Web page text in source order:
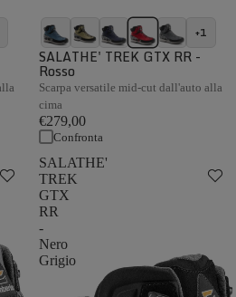
+1
SALATHE' TREK GTX RR -
Rosso
Scarpa versatile mid-cut dall'auto alla
cima
€279,00
Confronta
SALATHE'
TREK
GTX
RR
-
Nero
Grigio